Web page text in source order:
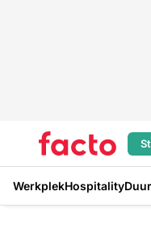
WerkplekHospitality